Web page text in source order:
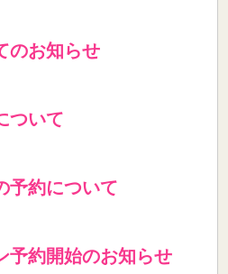
のお知らせ
ついて
予約について
約開始のお知らせ